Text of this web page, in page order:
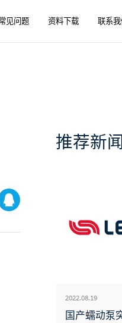
见问题 资料下载 联系我
推荐新闻
2022.08.19
国产蠕动泵